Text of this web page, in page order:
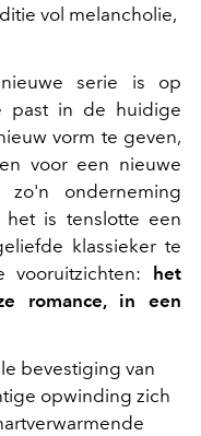
vol melancholie,
serie is op
past in de huidige
vorm te geven,
voor een nieuwe
zo'n onderneming
het is tenslotte een
klassieker te
het
romance, in een
bevestiging van
opwinding zich